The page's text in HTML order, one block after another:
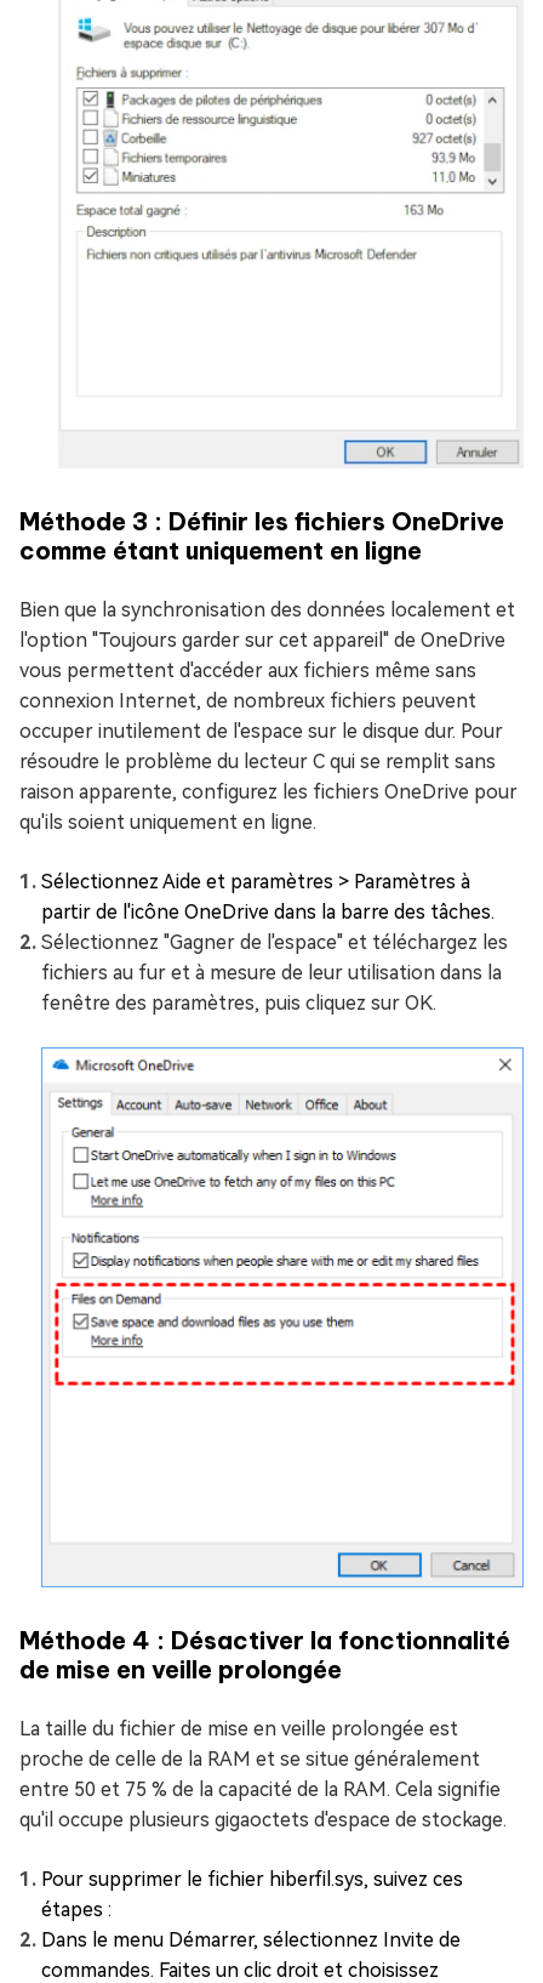
Méthode 3 : Définir les fichiers OneDrive
comme étant uniquement en ligne
Bien que la synchronisation des données localement et
l'option "Toujours garder sur cet appareil" de OneDrive
vous permettent d'accéder aux fichiers même sans
connexion Internet, de nombreux fichiers peuvent
occuper inutilement de l'espace sur le disque dur. Pour
résoudre le problème du lecteur C qui se remplit sans
raison apparente, configurez les fichiers OneDrive pour
qu'ils soient uniquement en ligne.
Sélectionnez Aide et paramètres > Paramètres à
partir de l'icône OneDrive dans la barre des tâches.
Sélectionnez "Gagner de l'espace" et téléchargez les
fichiers au fur et à mesure de leur utilisation dans la
fenêtre des paramètres, puis cliquez sur OK.
Méthode 4 : Désactiver la fonctionnalité
de mise en veille prolongée
La taille du fichier de mise en veille prolongée est
proche de celle de la RAM et se situe généralement
entre 50 et 75 % de la capacité de la RAM. Cela signifie
qu'il occupe plusieurs gigaoctets d'espace de stockage.
Pour supprimer le fichier hiberfil.sys, suivez ces
étapes :
Dans le menu Démarrer, sélectionnez Invite de
commandes. Faites un clic droit et choisissez